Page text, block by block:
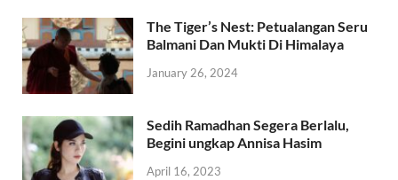
The Tiger’s Nest: Petualangan Seru
Balmani Dan Mukti Di Himalaya
January 26, 2024
Sedih Ramadhan Segera Berlalu,
Begini ungkap Annisa Hasim
April 16, 2023